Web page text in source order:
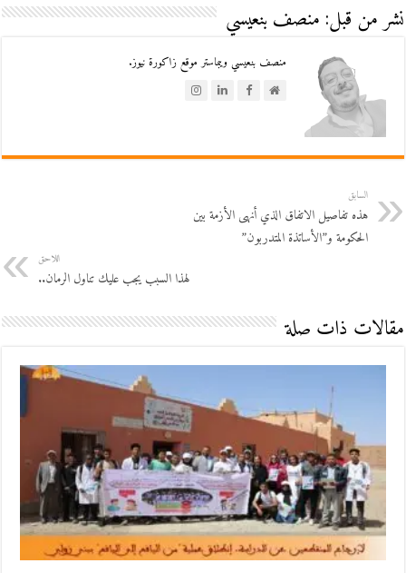
نشر من قبل: منصف بنعيسي
منصف بنعيسي ويبماستر موقع زاكورة نيوز.
السابق
هذه تفاصيل الاتفاق الذي أنهى الأزمة بين
الحكومة و”الأساتذة المتدربون”
اللاحق
لهذا السبب يجب عليك تناول الرمان..
مقالات ذات صلة